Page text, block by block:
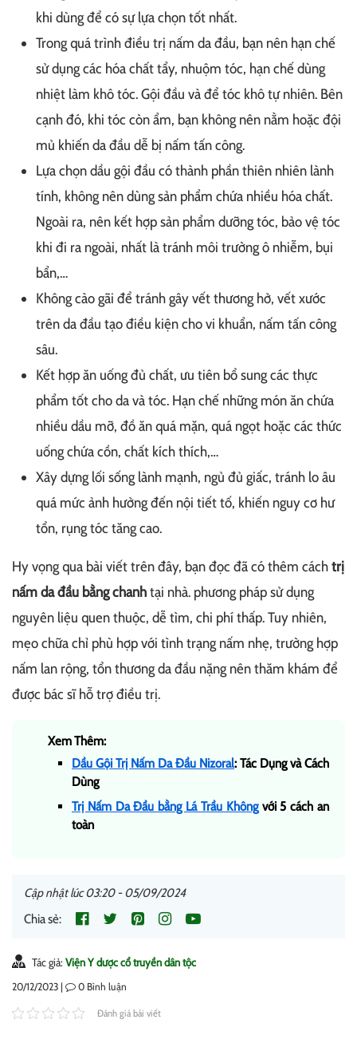
khi dùng để có sự lựa chọn tốt nhất.
Trong quá trình điều trị nấm da đầu, bạn nên hạn chế
sử dụng các hóa chất tẩy, nhuộm tóc, hạn chế dùng
nhiệt làm khô tóc. Gội đầu và để tóc khô tự nhiên. Bên
cạnh đó, khi tóc còn ẩm, bạn không nên nằm hoặc đội
mủ khiến da đầu dễ bị nấm tấn công.
Lựa chọn dầu gội đầu có thành phần thiên nhiên lành
tính, không nên dùng sản phẩm chứa nhiều hóa chất.
Ngoài ra, nên kết hợp sản phẩm dưỡng tóc, bảo vệ tóc
khi đi ra ngoài, nhất là tránh môi trường ô nhiễm, bụi
bẩn,…
Không cào gãi để tránh gây vết thương hở, vết xước
trên da đầu tạo điều kiện cho vi khuẩn, nấm tấn công
sâu.
Kết hợp ăn uống đủ chất, ưu tiên bổ sung các thực
phẩm tốt cho da và tóc. Hạn chế những món ăn chứa
nhiều dầu mỡ, đồ ăn quá mặn, quá ngọt hoặc các thức
uống chứa cồn, chất kích thích,…
Xây dựng lối sống lành mạnh, ngủ đủ giấc, tránh lo âu
quá mức ảnh hưởng đến nội tiết tố, khiến nguy cơ hư
tổn, rụng tóc tăng cao.
Hy vọng qua bài viết trên đây, bạn đọc đã có thêm cáchtrị
nấm da đầu bằng chanhtại nhà. phương pháp sử dụng
nguyên liệu quen thuộc, dễ tìm, chi phí thấp. Tuy nhiên,
mẹo chữa chỉ phù hợp với tình trạng nấm nhẹ, trường hợp
nấm lan rộng, tổn thương da đầu nặng nên thăm khám để
được bác sĩ hỗ trợ điều trị.
Xem Thêm:
Dầu Gội Trị Nấm Da Đầu Nizoral: Tác Dụng và Cách
Dùng
Trị Nấm Da Đầu bằng Lá Trầu Khôngvới 5 cách an
toàn
Cập nhật lúc 03:20 - 05/09/2024
Chia sẻ:
Tác giả: Viện Y dược cổ truyền dân tộc
20/12/2023 | 0 Bình luận
Đánh giá bài viết